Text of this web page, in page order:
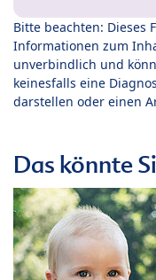
Bitte beachten: Dieses
Informationen zum
unverbindlich und
keinesfalls eine
darstellen oder einen
Das könnte